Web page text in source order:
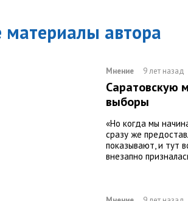
материалы автора
Мнение 9 лет назад
Саратовскую
выборы
«Но когда мы
сразу же
показывают, и тут
внезапно